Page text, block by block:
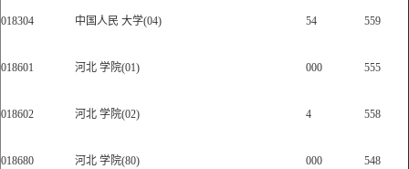
018304 中国人民 大学(04) 54 559
018601 河北 学院(01) 000 555
018602 河北 学院(02) 4 558
018680 河北 学院(80) 000 548